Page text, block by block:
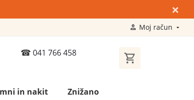
×
Moj račun
041 766 458
in nakit Znižano